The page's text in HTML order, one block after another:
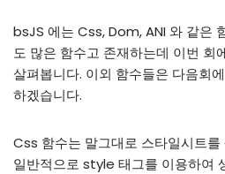
bsJS 에는 Css, Dom, ANI 와 같은
도 많은 함수고 존재하는데 이번 회
살펴봅니다. 이외 함수들은 다음회
하겠습니다.
Css 함수는 말그대로 스타일시트
일반적으로 style 태그를 이용하여